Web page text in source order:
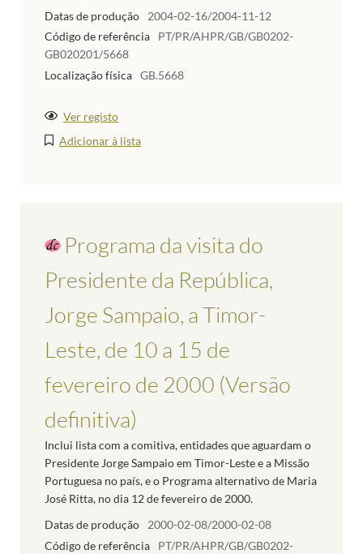
Datas de produção
2004-02-16/2004-11-12
Código de referência
PT/PR/AHPR/GB/GB0202-
GB020201/5668
Localização física GB.5668
Ver registo
Adicionar à lista
Programa da visita do
Presidente da República,
Jorge Sampaio, a Timor-
Leste, de 10 a 15 de
fevereiro de 2000 (Versão
definitiva)
Inclui lista com a comitiva, entidades que aguardam o
Presidente Jorge Sampaio em Timor-Leste e a Missão
Portuguesa no país, e o Programa alternativo de Maria
José Ritta, no dia 12 de fevereiro de 2000.
Datas de produção
2000-02-08/2000-02-08
Código de referência
PT/PR/AHPR/GB/GB0202-